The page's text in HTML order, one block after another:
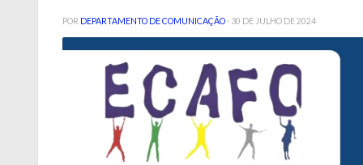
POR DEPARTAMENTO DE COMUNICAÇÃO · 30 DE JULHO DE 2024